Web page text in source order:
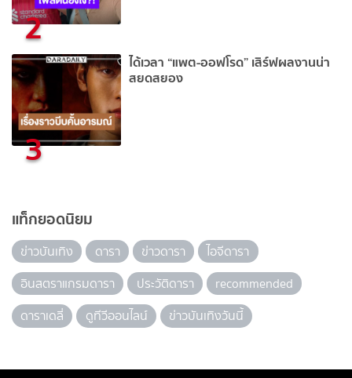
2
3
ได้เวลา “แพต-ออฟโรด” เสิร์ฟผลงานน่า
สยดสยอง
แท็กยอดนิยม
ข่าวบันเทิง ดารา ข่าวดารา
ไอจีดารา
อินสตราแกรมดารา
ประวัติดารา
recommended
ดาราเดลี่
ดูทีวีออนไลน์ ข่าวบันเทิงวันนี้